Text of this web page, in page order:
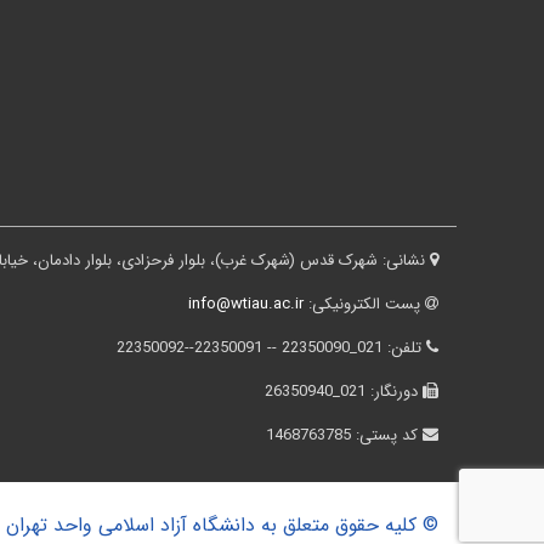
نشانی: شهرک قدس (شهرک غرب)، بلوار فرحزادی، بلوار دادمان، خیابان درختی، کوچه ثقفی، پلاک ۱۶،
پست الکترونیکی:info@wtiau.ac.ir
تلفن: 021_22350090 -- 22350091--22350092
دورنگار: 021_26350940
کد پستی: 1468763785
© کلیه حقوق متعلق به دانشگاه آزاد اسلامی واحد